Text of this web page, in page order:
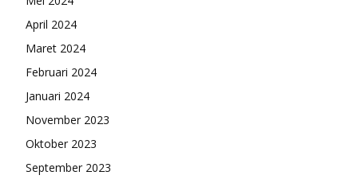
April 2024
Maret 2024
Februari 2024
Januari 2024
November 2023
Oktober 2023
September 2023